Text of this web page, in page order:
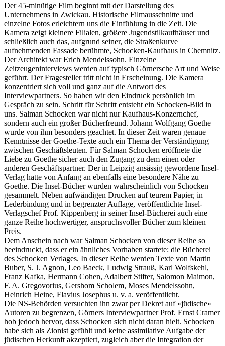
Der 45-minütige Film beginnt mit der Darstellung des
Unternehmens in Zwickau. Historische Filmausschnitte und
einzelne Fotos erleichtern uns die Einfühlung in die Zeit. Die
Kamera zeigt kleinere Filialen, größere Jugendstilkaufhäuser und
schließlich auch das, aufgrund seiner, die Straßenkurve
aufnehmenden Fassade berühmte, Schocken-Kaufhaus in Chemnitz.
Der Architekt war Erich Mendelssohn. Einzelne
Zeitzeugeninterviews werden auf typisch Görnersche Art und Weise
geführt. Der Fragesteller tritt nicht in Erscheinung. Die Kamera
konzentriert sich voll und ganz auf die Antwort des
Interviewpartners. So haben wir den Eindruck persönlich im
Gespräch zu sein. Schritt für Schritt entsteht ein Schocken-Bild in
uns. Salman Schocken war nicht nur Kaufhaus-Konzernchef,
sondern auch ein großer Bücherfreund. Johann Wolfgang Goethe
wurde von ihm besonders geachtet. In dieser Zeit waren genaue
Kenntnisse der Goethe-Texte auch ein Thema der Verständigung
zwischen Geschäftsleuten. Für Salman Schocken eröffnete die
Liebe zu Goethe sicher auch den Zugang zu dem einen oder
anderen Geschäftspartner. Der in Leipzig ansässig gewordene Insel-
Verlag hatte von Anfang an ebenfalls eine besondere Nähe zu
Goethe. Die Insel-Bücher wurden wahrscheinlich von Schocken
gesammelt. Neben aufwändigen Drucken auf teurem Papier, in
Lederbindung und in begrenzter Auflage, veröffentlichte Insel-
Verlagschef Prof. Kippenberg in seiner Insel-Bücherei auch eine
ganze Reihe hochwertiger, anspruchsvoller Bücher zum kleinen
Preis.
Dem Anschein nach war Salman Schocken von dieser Reihe so
beeindruckt, dass er ein ähnliches Vorhaben startete: die Bücherei
des Schocken Verlages. In dieser Reihe werden Texte von Martin
Buber, S. J. Agnon, Leo Baeck, Ludwig Strauß, Karl Wolfskehl,
Franz Kafka, Hermann Cohen, Adalbert Stifter, Salomon Maimon,
F. A. Gregovorius, Gershom Scholem, Moses Mendelssohn,
Heinrich Heine, Flavius Josephus u. v. a. veröffentlicht.
Die NS-Behörden versuchten ihn zwar per Dekret auf »jüdische«
Autoren zu begrenzen, Görners Interviewpartner Prof. Ernst Cramer
hob jedoch hervor, dass Schocken sich nicht daran hielt. Schocken
habe sich als Zionist gefühlt und keine assimilative Aufgabe der
jüdischen Herkunft akzeptiert, zugleich aber die Integration der